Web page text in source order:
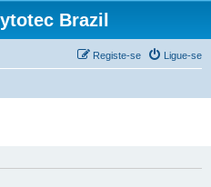
Brazil
Ligue-se
Registe-se